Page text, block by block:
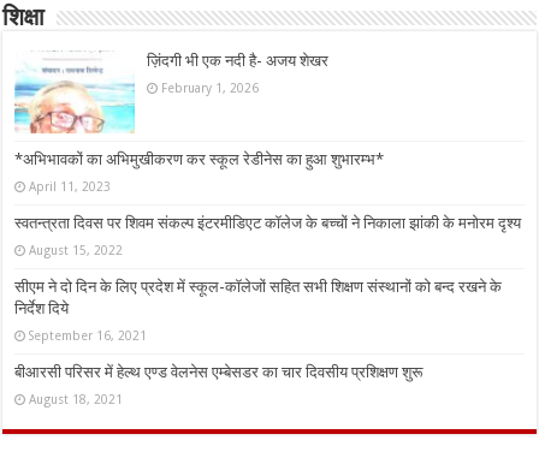
शिक्षा
ज़िंदगी भी एक नदी है- अजय शेखर
February 1, 2026
*अभिभावकों का अभिमुखीकरण कर स्कूल रेडीनेस का हुआ शुभारम्भ*
April 11, 2023
स्वतन्त्रता दिवस पर शिवम संकल्प इंटरमीडिएट कॉलेज के बच्चों ने निकाला झांकी के मनोरम दृश्य
August 15, 2022
सीएम ने दो दिन के लिए प्रदेश में स्कूल-कॉलेजों सहित सभी शिक्षण संस्थानों को बन्द रखने के
निर्देश दिये
September 16, 2021
बीआरसी परिसर में हेल्थ एण्ड वेलनेस एम्बेसडर का चार दिवसीय प्रशिक्षण शुरू
August 18, 2021